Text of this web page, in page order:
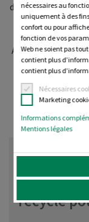
nécessaires au
uniquement à des
confort ou pour
fonction de vos
Web ne soient pas
contient plus
contient plus
Nécessaires
Marketing
Informations
Mentions légales
dans une histoire
distribuons des
production sur
Appréciés de
Chenille
recyclé